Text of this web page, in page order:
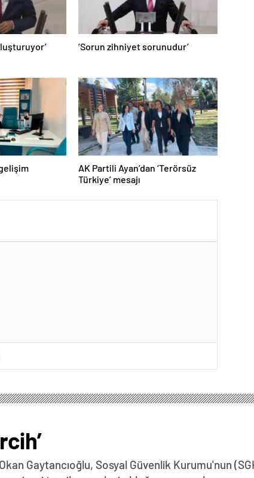
‘Sorun zihniyet sorunudur’
gelişim
AK Partili Ayan’dan ‘Terörsüz
Türkiye’ mesajı
Gaytancıoğlu, Sosyal Güvenlik Kurumu'nun